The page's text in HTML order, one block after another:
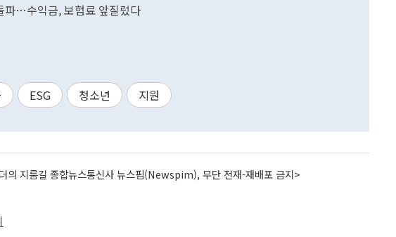
파…수익금, 보험료 앞질렀다
ESG 청소년 지원
의 지름길 종합뉴스통신사 뉴스핌(Newspim), 무단 전재-재배포 금지>